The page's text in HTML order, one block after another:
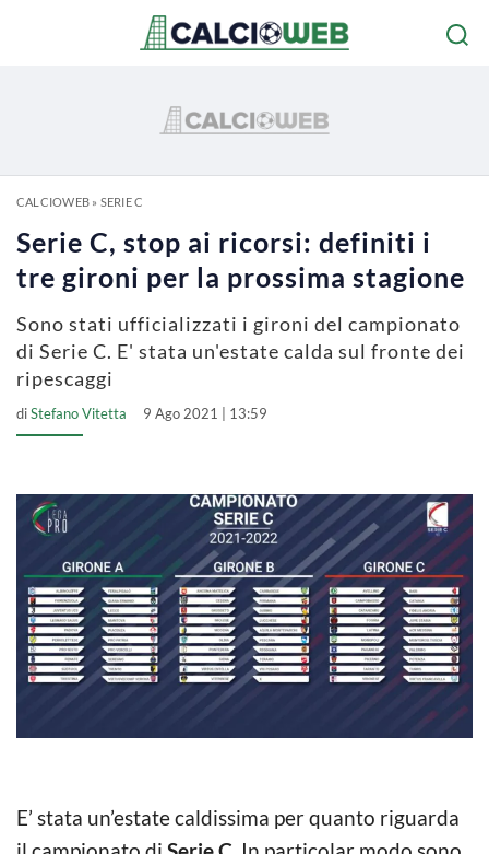
CALCIOWEB» SERIE C
Serie C, stop ai ricorsi: definiti i
tre gironi per la prossima stagione
Sono stati ufficializzati i gironi del campionato
di Serie C. E' stata un'estate calda sul fronte dei
ripescaggi
diStefano Vitetta 9 Ago 2021 | 13:59
E’ stata un’estate caldissima per quanto riguarda